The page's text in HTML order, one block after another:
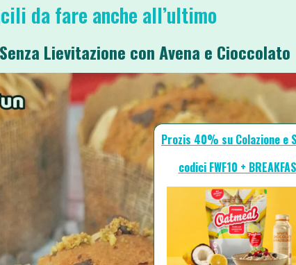
da fare anche all’ultimo
Lievitazione con Avena e Cioccolato
Prozis 40% su Colazione e
codici FWF10 +